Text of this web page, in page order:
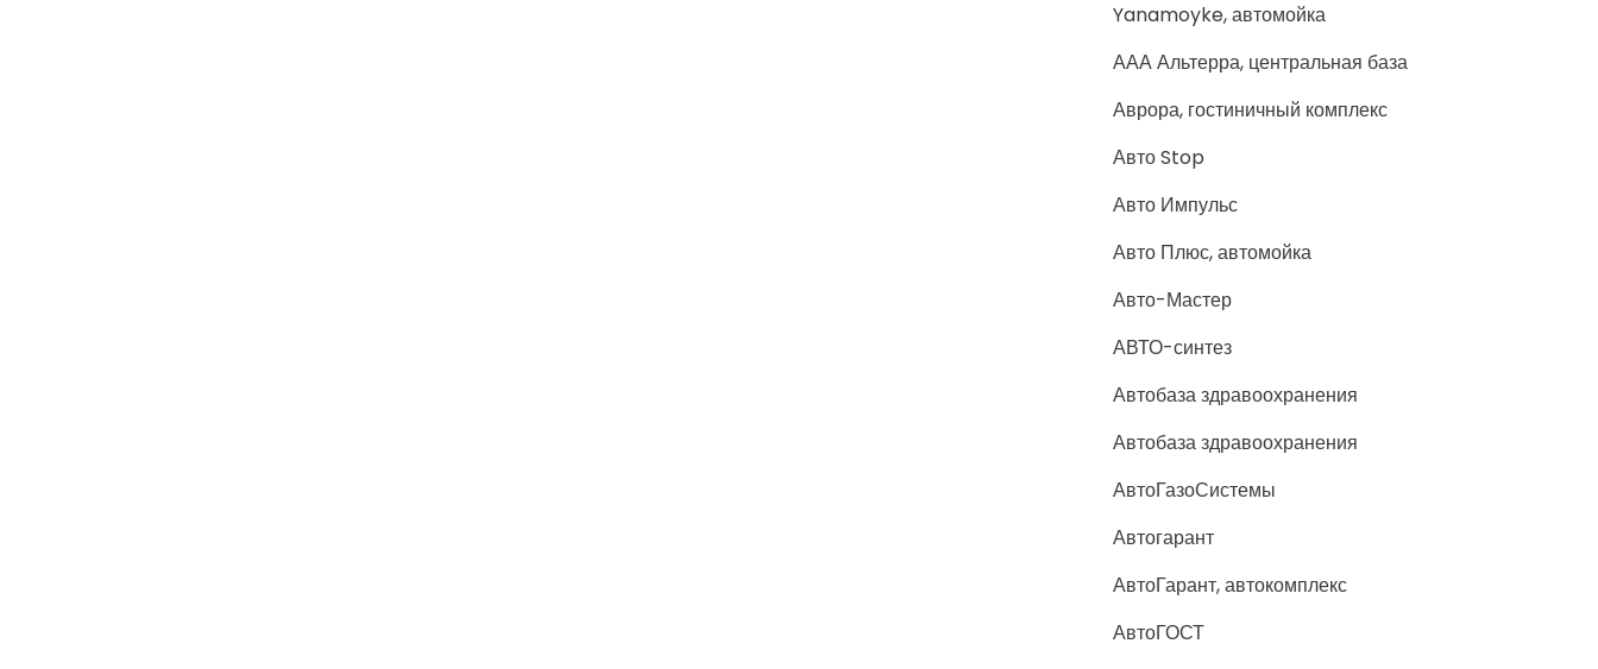
Yanamoyke, автомойка
ААА Альтерра, центральная база
Аврора, гостиничный комплекс
Авто Stop
Авто Импульс
Авто Плюс, автомойка
Авто-Мастер
АВТО-синтез
Автобаза здравоохранения
Автобаза здравоохранения
АвтоГазоСистемы
Автогарант
АвтоГарант, автокомплекс
АвтоГОСТ